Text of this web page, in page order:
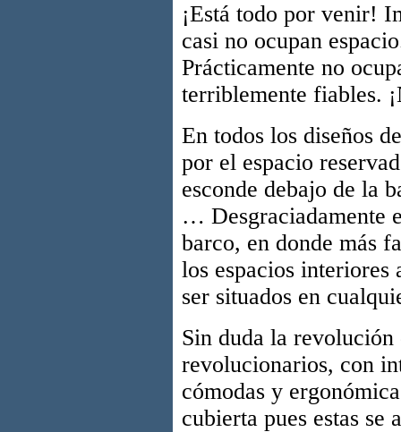
¡Está todo por venir!
casi no ocupan
Prácticamente no
terriblemente fiables.
En todos los diseños
por el espacio
esconde debajo de la
… Desgraciadamente
barco, en donde más
los espacios
ser situados en
Sin duda la
revolucionarios, con
cómodas y
cubierta pues estas se